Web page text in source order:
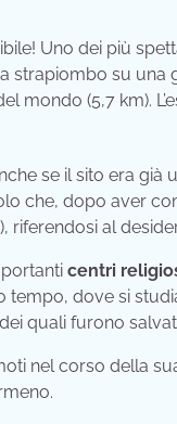
Uno dei più
su una
mondo (5,7 km).
se il sito era già
che, dopo aver
riferendosi al
centri
dove si
quali furono
nel corso della